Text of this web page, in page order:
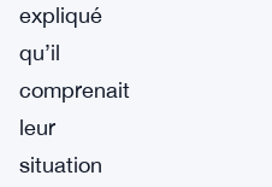
expliqué
qu’il
comprenait
leur
situation